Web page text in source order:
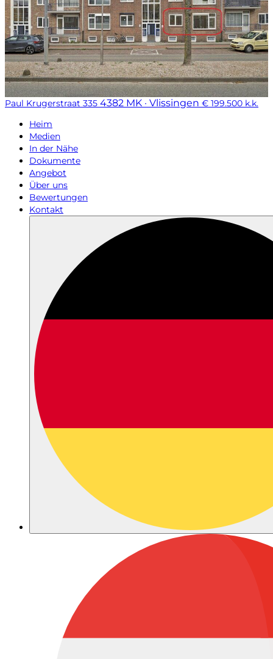
Paul Krugerstraat 335 4382 MK · Vlissingen € 199.500 k.k.
Heim
Medien
In der Nähe
Dokumente
Angebot
Über uns
Bewertungen
Kontakt